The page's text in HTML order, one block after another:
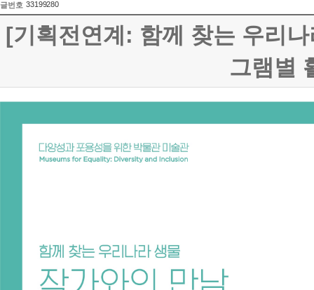
글번호 33199280
[기획전연계: 함께 찾는 우리
그램별